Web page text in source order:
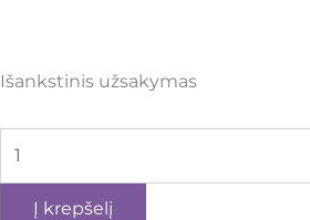
Išankstinis užsakymas
Į krepšelį